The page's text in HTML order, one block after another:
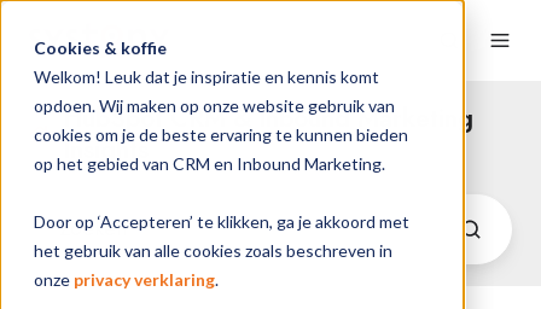
Cookies & koffie
Welkom! Leuk dat je inspiratie en kennis komt
opdoen. Wij maken op onze website gebruik van
cookies om je de beste ervaring te kunnen bieden
op het gebied van CRM en Inbound Marketing.
Door op ‘Accepteren’ te klikken, ga je akkoord met
het gebruik van alle cookies zoals beschreven in
onze privacy verklaring.
HubSpot CRM & Inbound Marketing
Insights